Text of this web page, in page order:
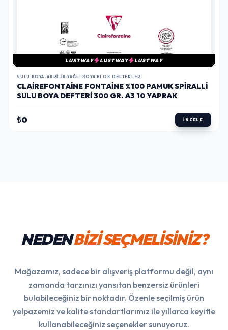
LUSTWAY LUSTWAY LUSTWAY
SULU BOYA-AKRILIK-YAĞLI BOYA BLOK DEFTERLER
CLAIREFONTAINE FONTAINE %100 PAMUK SPIRALLI
SULU BOYA DEFTERI 300 GR. A3 10 YAPRAK
₺0 İNCELE
NEDENBİZİ SEÇMELİSİNİZ?
Mağazamız, sadece bir alışveriş platformu değil, aynı
zamanda tarzınızı yansıtan benzersiz ürünleri
bulabileceğiniz bir noktadır. Özenle seçilmiş ürün
yelpazemiz ve kalite standartlarımız ile yıllarca keyifle
kullanabileceğiniz seçenekler sunuyoruz.